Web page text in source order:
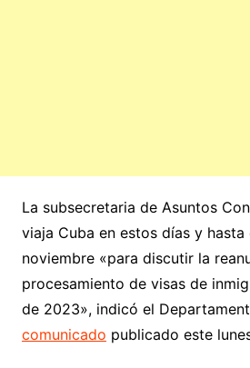
La subsecretaria de Asuntos
viaja Cuba en estos días y
noviembre «para discutir la
procesamiento de visas de
de 2023», indicó el
comunicado publicado este